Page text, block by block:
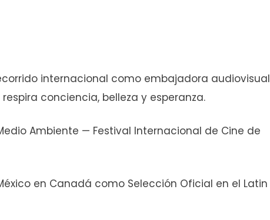
internacional como embajadora audiovisual
conciencia, belleza y esperanza.
Ambiente — Festival Internacional de Cine de
en Canadá como Selección Oficial en el Latin